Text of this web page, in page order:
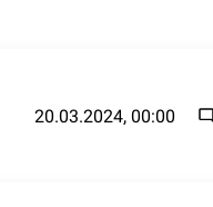
20.03.2024, 00:00